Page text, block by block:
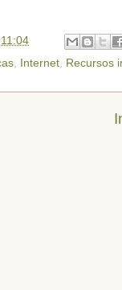
11:04
Internet Recursos